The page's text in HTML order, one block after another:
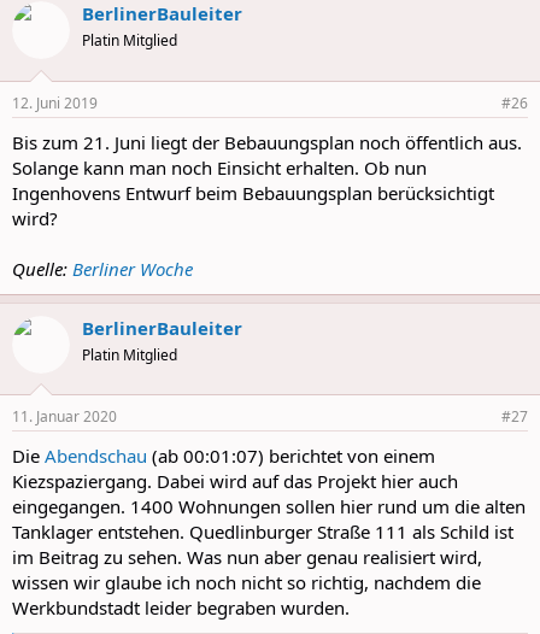
BerlinerBauleiter
Platin Mitglied
12. Juni 2019 #26
Bis zum 21. Juni liegt der Bebauungsplan noch öffentlich aus.
Solange kann man noch Einsicht erhalten. Ob nun
Ingenhovens Entwurf beim Bebauungsplan berücksichtigt
wird?
Quelle: Berliner Woche
BerlinerBauleiter
Platin Mitglied
11. Januar 2020 #27
Die Abendschau (ab 00:01:07) berichtet von einem
Kiezspaziergang. Dabei wird auf das Projekt hier auch
eingegangen. 1400 Wohnungen sollen hier rund um die alten
Tanklager entstehen. Quedlinburger Straße 111 als Schild ist
im Beitrag zu sehen. Was nun aber genau realisiert wird,
wissen wir glaube ich noch nicht so richtig, nachdem die
Werkbundstadt leider begraben wurden.